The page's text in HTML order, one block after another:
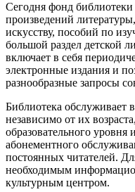
Сегодня фонд
произведений
искусству, пособий по
большой раздел детской
включает в себя
электронные издания и
разнообразные запросы
Библиотека обслуживает
независимо от их
образовательного
абонементного
постоянных читателей.
необходимым
культурным центром.